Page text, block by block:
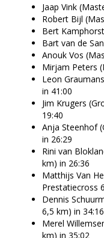
Jaap Vink
Robert Bijl
Bert
Bart van de
Anouk Vos
Mirjam Peters
Leon
in 41:00
Jim Krugers
19:40
Anja Steenhof
in 26:29
Rini van
km) in 26:36
Matthijs Van
Prestatiecross
Dennis
6,5 km) in 34:16
Merel
km) in 35:02